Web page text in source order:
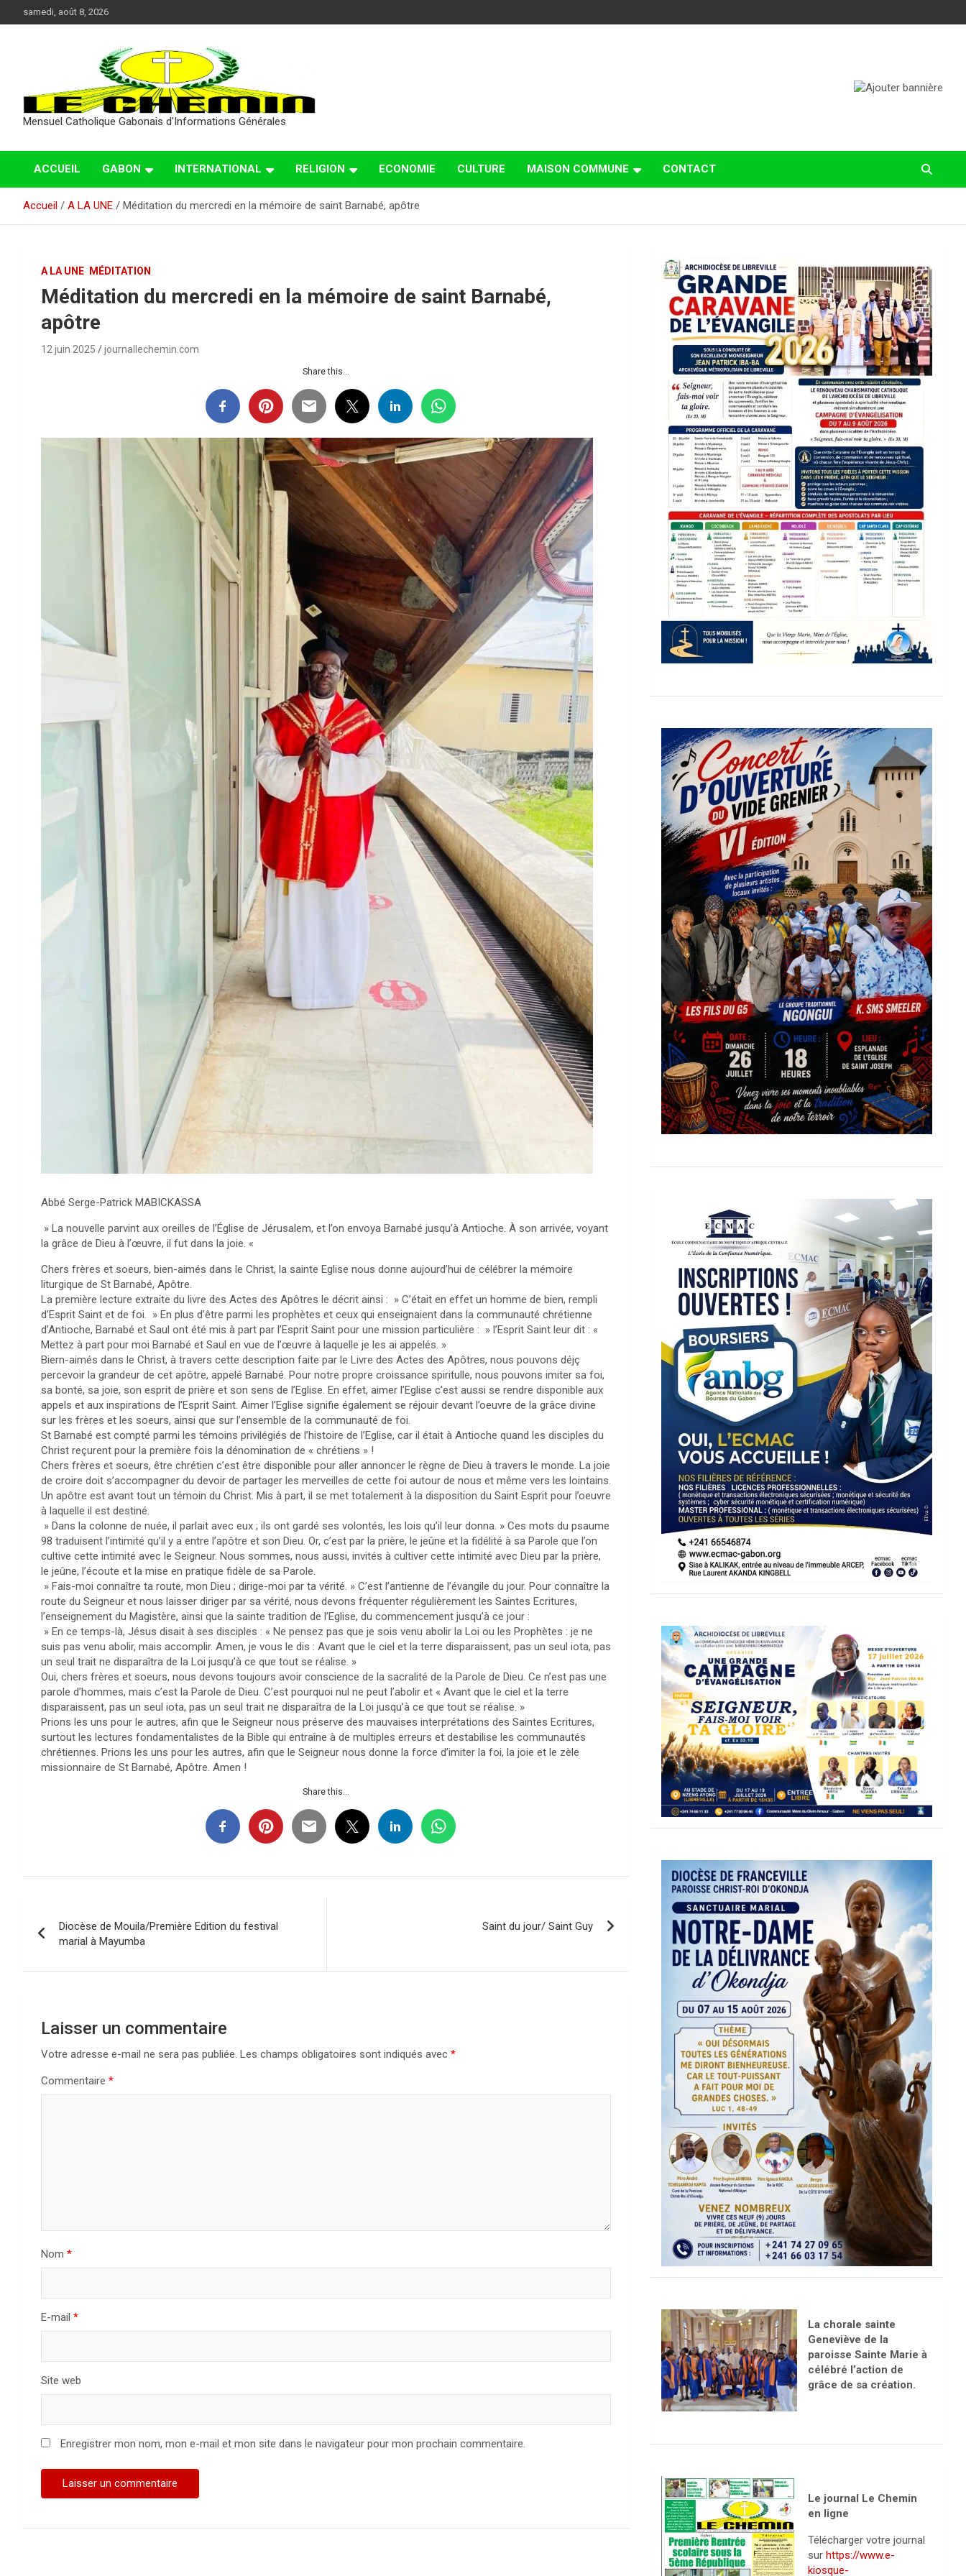
au
samedi, août 8, 2026
Mensuel Catholique Gabonais d'Informations Générales
ACCUEIL GABON INTERNATIONAL RELIGION ECONOMIE CULTURE MAISON COMMUNE CONTACT
Accueil A LA UNE Méditation du mercredi en la mémoire de saint Barnabé, apôtre
A LA UNE MÉDITATION
Méditation du mercredi en la mémoire de saint Barnabé,
apôtre
12 juin 2025 journallechemin.com
Share this...
Abbé Serge-Patrick MABICKASSA
» La nouvelle parvint aux oreilles de l’Église de Jérusalem, et l’on envoya Barnabé jusqu’à Antioche. À son arrivée, voyant
la grâce de Dieu à l’œuvre, il fut dans la joie. «
Chers frères et soeurs, bien-aimés dans le Christ, la sainte Eglise nous donne aujourd’hui de célébrer la mémoire
liturgique de St Barnabé, Apôtre.
La première lecture extraite du livre des Actes des Apôtres le décrit ainsi : » C’était en effet un homme de bien, rempli
d’Esprit Saint et de foi. » En plus d’être parmi les prophètes et ceux qui enseignaient dans la communauté chrétienne
d’Antioche, Barnabé et Saul ont été mis à part par l’Esprit Saint pour une mission particulière : » l’Esprit Saint leur dit : «
Mettez à part pour moi Barnabé et Saul en vue de l’œuvre à laquelle je les ai appelés. »
Biern-aimés dans le Christ, à travers cette description faite par le Livre des Actes des Apôtres, nous pouvons déjç
percevoir la grandeur de cet apôtre, appelé Barnabé. Pour notre propre croissance spiritulle, nous pouvons imiter sa foi,
sa bonté, sa joie, son esprit de prière et son sens de l’Eglise. En effet, aimer l’Eglise c’est aussi se rendre disponible aux
appels et aux inspirations de l’Esprit Saint. Aimer l’Eglise signifie également se réjouir devant l’oeuvre de la grâce divine
sur les frères et les soeurs, ainsi que sur l’ensemble de la communauté de foi.
St Barnabé est compté parmi les témoins privilégiés de l’histoire de l’Eglise, car il était à Antioche quand les disciples du
Christ reçurent pour la première fois la dénomination de « chrétiens » !
Chers frères et soeurs, être chrétien c’est être disponible pour aller annoncer le règne de Dieu à travers le monde. La joie
de croire doit s’accompagner du devoir de partager les merveilles de cette foi autour de nous et même vers les lointains.
Un apôtre est avant tout un témoin du Christ. Mis à part, il se met totalement à la disposition du Saint Esprit pour l’oeuvre
à laquelle il est destiné.
» Dans la colonne de nuée, il parlait avec eux ; ils ont gardé ses volontés, les lois qu’il leur donna. » Ces mots du psaume
98 traduisent l’intimité qu’il y a entre l’apôtre et son Dieu. Or, c’est par la prière, le jeûne et la fidélité à sa Parole que l’on
cultive cette intimité avec le Seigneur. Nous sommes, nous aussi, invités à cultiver cette intimité avec Dieu par la prière,
le jeûne, l’écoute et la mise en pratique fidèle de sa Parole.
» Fais-moi connaître ta route, mon Dieu ; dirige-moi par ta vérité. » C’est l’antienne de l’évangile du jour. Pour connaître la
route du Seigneur et nous laisser diriger par sa vérité, nous devons fréquenter régulièrement les Saintes Ecritures,
l’enseignement du Magistère, ainsi que la sainte tradition de l’Eglise, du commencement jusqu’à ce jour :
» En ce temps-là, Jésus disait à ses disciples : « Ne pensez pas que je sois venu abolir la Loi ou les Prophètes : je ne
suis pas venu abolir, mais accomplir. Amen, je vous le dis : Avant que le ciel et la terre disparaissent, pas un seul iota, pas
un seul trait ne disparaîtra de la Loi jusqu’à ce que tout se réalise. »
Oui, chers frères et soeurs, nous devons toujours avoir conscience de la sacralité de la Parole de Dieu. Ce n’est pas une
parole d’hommes, mais c’est la Parole de Dieu. C’est pourquoi nul ne peut l’abolir et « Avant que le ciel et la terre
disparaissent, pas un seul iota, pas un seul trait ne disparaîtra de la Loi jusqu’à ce que tout se réalise. »
Prions les uns pour le autres, afin que le Seigneur nous préserve des mauvaises interprétations des Saintes Ecritures,
surtout les lectures fondamentalistes de la Bible qui entraîne à de multiples erreurs et destabilise les communautés
chrétiennes. Prions les uns pour les autres, afin que le Seigneur nous donne la force d’imiter la foi, la joie et le zèle
missionnaire de St Barnabé, Apôtre. Amen !
Share this...
de
l’article
Diocèse de Mouila/Première Edition du festival
marial à Mayumba
Saint du jour/ Saint Guy
Laisser un commentaire
Votre adresse e-mail ne sera pas publiée. Les champs obligatoires sont indiqués avec *
Commentaire *
Nom *
E-mail *
Site web
Enregistrer mon nom, mon e-mail et mon site dans le navigateur pour mon prochain commentaire.
La chorale sainte
Geneviève de la
paroisse Sainte Marie à
célébré l’action de
grâce de sa création.
Le journal Le Chemin
en ligne
Télécharger votre journal
sur https://www.e-
kiosque-